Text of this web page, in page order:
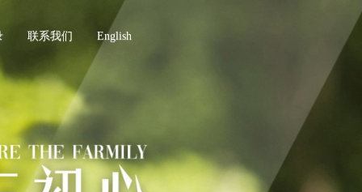
联系我们 English